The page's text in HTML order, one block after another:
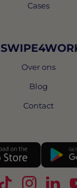
Cases
Over ons
Blog
Contact